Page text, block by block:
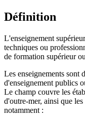
Définition
L'enseignement
techniques ou
de formation supérieur
Les enseignements sont
d'enseignement publics
Le champ couvre les
d'outre-mer, ainsi que
notamment :